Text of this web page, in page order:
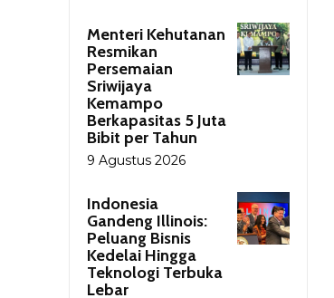
Menteri Kehutanan
Resmikan
Persemaian
Sriwijaya
Kemampo
Berkapasitas 5 Juta
Bibit per Tahun
9 Agustus 2026
Indonesia
Gandeng Illinois:
Peluang Bisnis
Kedelai Hingga
Teknologi Terbuka
Lebar